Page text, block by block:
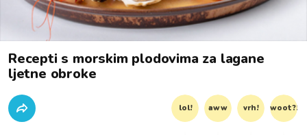
Recepti s morskim plodovima za lagane
ljetne obroke
lol! aww vrh! woot?!